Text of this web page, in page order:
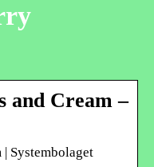
and Cream –
Systembolaget